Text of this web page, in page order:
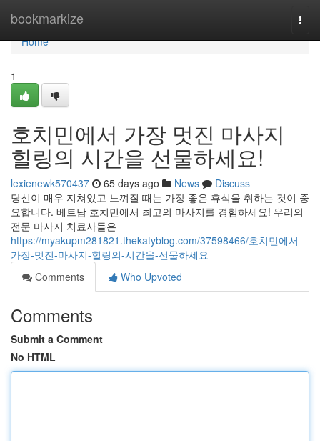
bookmarkize
Home
Home
1
호치민에서 가장 멋진 마사지
힐링의 시간을 선물하세요!
lexienewk570437 65 days ago News
Discuss
당신이 매우 지쳐있고 느껴질 때는 가장 좋은 휴식을 취하는 것이 중
요합니다. 베트남 호치민에서 최고의 마사지를 경험하세요! 우리의
전문 마사지 치료사들은
https://myakupm281821.thekatyblog.com/37598466/호치민에서-
가장-멋진-마사지-힐링의-시간을-선물하세요
Comments
Who Upvoted
Comments
Submit a Comment
No HTML